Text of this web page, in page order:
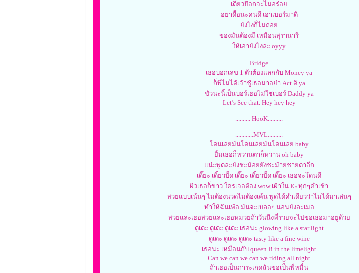
เดี๋ยวป๊อกจะไม่อร่อย
อย่าดื้อนะคนดี เอาเบอร์มาดิ
ยังไงก็ไม่ถอย
ของมันต้องมี เหมือนสุรานารี
ให้เอายังไงละ oyyy
........Bridge........
เธอบอกเลข 1 ตัวต้องแลกกับ Money ya
ก็พี่ไม่ได้เจ้าชู้เธอมาอย่า Act ดิ ya
ชัวนะนี้เป็นบอร์เธอไม่ใช่เบอร์ Daddy ya
Let’s See that. Hey hey hey
.......... HooK..........
............MVL..........
โดนเลยมันโดนเลยมันโดนเลย baby
ยิ้มเธอก็หวานตาก็หวาน oh baby
แน่ะพูดละยังชะม้อยยังชะม้ายชายตาอีก
เดี๊ยะ เดี๋ยวปั้ด เดี๊ยะ เดี๋ยวปั้ด เดี๊ยะ เธอจะโดนดี
ผิวเธอก็ขาว ใครเจอต้อง wow เฝ้าใน IG ทุกๆค่ำเช้า
สวยแบบเน้นๆ ไม่ต้องนวดไม่ต้องเค้น พูดได้คำเดียวว่าไม่ได้มาเล่นๆ
ทำให้ฉันเพ้อ มันจะเบลอๆ นอนยังละเมอ
สวยและเธอสวยและเธอหมวยถ้าวันนึงพี่รวยจะไปขอเธอมาอยู่ด้วย
ดูเดะ ดูเดะ ดูเดะ เธอน่ะ glowing like a star light
ดูเดะ ดูเดะ ดูเดะ tasty like a fine wine
เธอน่ะ เหมือนกับ queen B in the limelight
Can we can we can we riding all night
ถ้าเธอเป็นการะเกดฉันขอเป็นพี่หมื่น